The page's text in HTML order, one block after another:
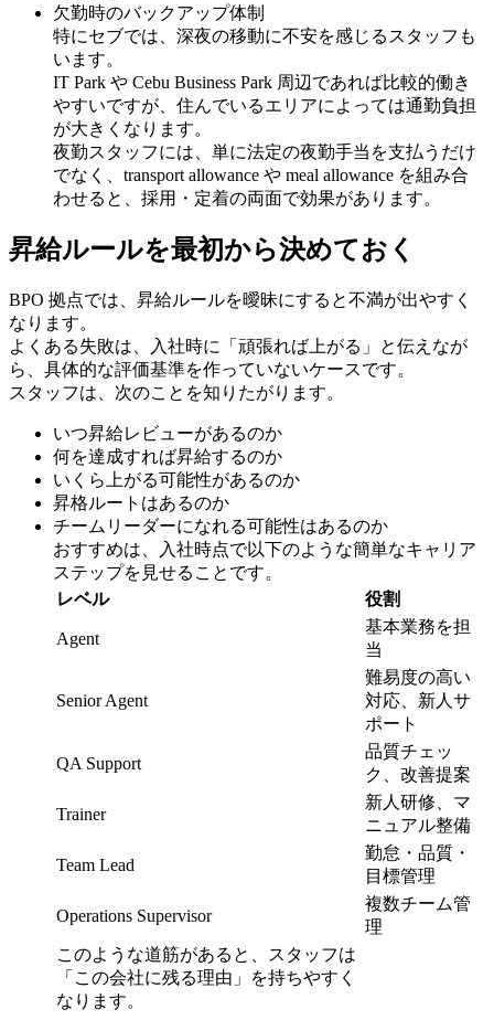
欠勤時のバックアップ体制
特にセブでは、深夜の移動に不安を感じるスタッフも
います。
IT Park や Cebu Business Park 周辺であれば比較的働き
やすいですが、住んでいるエリアによっては通勤負担
が大きくなります。
夜勤スタッフには、単に法定の夜勤手当を支払うだけ
でなく、transport allowance や meal allowance を組み合
わせると、採用・定着の両面で効果があります。
昇給ルールを最初から決めておく
BPO 拠点では、昇給ルールを曖昧にすると不満が出やすく
なります。
よくある失敗は、入社時に「頑張れば上がる」と伝えなが
ら、具体的な評価基準を作っていないケースです。
スタッフは、次のことを知りたがります。
いつ昇給レビューがあるのか
何を達成すれば昇給するのか
いくら上がる可能性があるのか
昇格ルートはあるのか
チームリーダーになれる可能性はあるのか
おすすめは、入社時点で以下のような簡単なキャリア
ステップを見せることです。
レベル
役割
Agent
基本業務を担
当
Senior Agent
難易度の高い
対応、新人サ
ポート
QA Support
品質チェッ
ク、改善提案
Trainer
新人研修、マ
ニュアル整備
Team Lead
勤怠・品質・
目標管理
Operations Supervisor
複数チーム管
理
このような道筋があると、スタッフは
「この会社に残る理由」を持ちやすく
なります。